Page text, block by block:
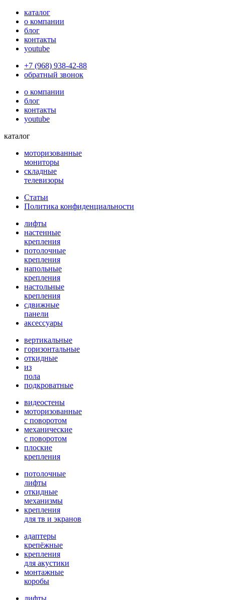
каталог
о компании
блог
контакты
youtube
+7 (968) 938-42-88
обратный звонок
о компании
блог
контакты
youtube
каталог
моторизованные
мониторы
складные
телевизоры
Статьи
Политика конфиденциальности
лифты
настенные
крепления
потолочные
крепления
напольные
крепления
настольные
крепления
сдвижные
панели
аксессуары
вертикальные
горизонтальные
откидные
из
пола
подкроватные
видеостены
моторизованные
с поворотом
механические
с поворотом
плоские
крепления
потолочные
лифты
откидные
механизмы
крепления
для тв и экранов
адаптеры
крепёжные
крепления
для акустики
монтажные
коробы
лифты